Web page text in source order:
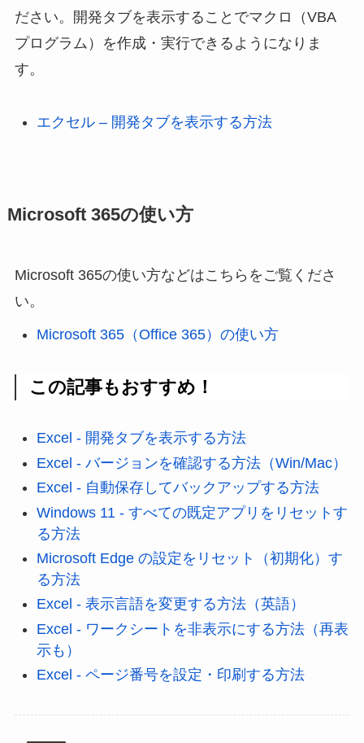
ださい。開発タブを表示することでマクロ（VBA
プログラム）を作成・実行できるようになりま
す。
エクセル – 開発タブを表示する方法
Microsoft 365の使い方
Microsoft 365の使い方などはこちらをご覧くださ
い。
Microsoft 365（Office 365）の使い方
この記事もおすすめ！
Excel - 開発タブを表示する方法
Excel - バージョンを確認する方法（Win/Mac）
Excel - 自動保存してバックアップする方法
Windows 11 - すべての既定アプリをリセットす
る方法
Microsoft Edge の設定をリセット（初期化）す
る方法
Excel - 表示言語を変更する方法（英語）
Excel - ワークシートを非表示にする方法（再表
示も）
Excel - ページ番号を設定・印刷する方法